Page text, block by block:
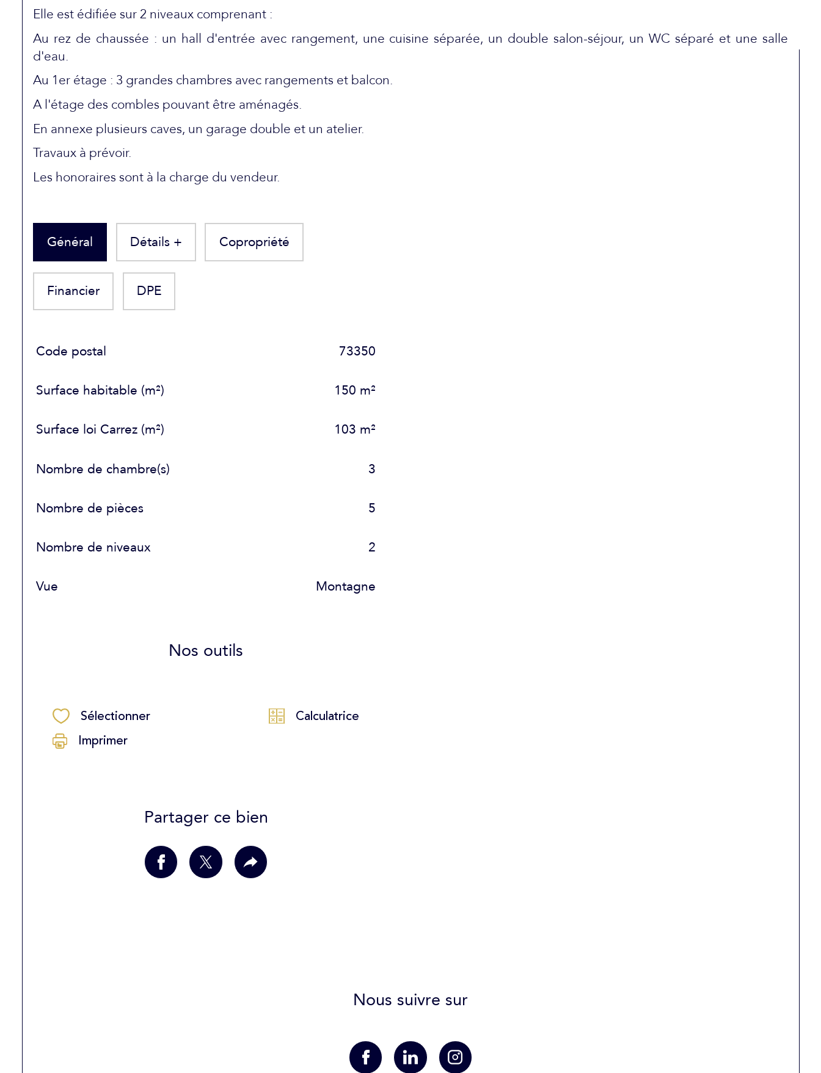
Elle est édifiée sur 2 niveaux comprenant :
Au rez de chaussée : un hall d'entrée avec rangement, une cuisine séparée, un double salon-séjour, un WC séparé et une salle
d'eau.
Au 1er étage : 3 grandes chambres avec rangements et balcon.
A l'étage des combles pouvant être aménagés.
En annexe plusieurs caves, un garage double et un atelier.
Travaux à prévoir.
Les honoraires sont à la charge du vendeur.
Général Détails + Copropriété
Financier DPE
TRAD_SIROCCO_Caracteristique
Code postal 73350
Surface habitable (m²) 150 m²
Surface loi Carrez (m²) 103 m²
Nombre de chambre(s) 3
Nombre de pièces 5
Nombre de niveaux 2
Vue Montagne
Nos outils
Sélectionner
Calculatrice
Imprimer
Partager ce bien
Nous suivre sur